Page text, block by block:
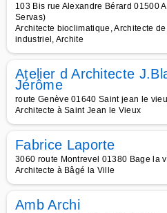
103 Bis rue Alexandre Bérard 01500
Servas)
Architecte bioclimatique, Architecte
industriel, Archite
Atelier d Architecte
Jérôme
route Genève 01640 Saint jean le
Architecte à Saint Jean le Vieux
Fabrice Laporte
3060 route Montrevel 01380 Bage la
Architecte à Bâgé la Ville
Amb Archi